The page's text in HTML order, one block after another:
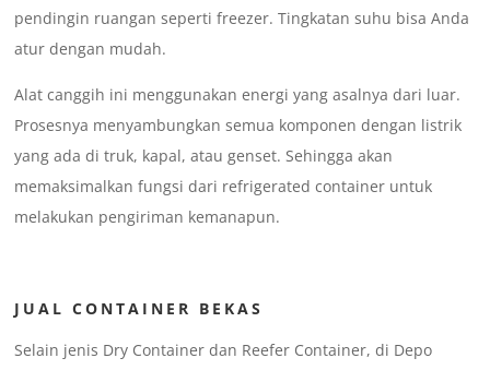
pendingin ruangan seperti freezer. Tingkatan suhu bisa Anda
atur dengan mudah.
Alat canggih ini menggunakan energi yang asalnya dari luar.
Prosesnya menyambungkan semua komponen dengan listrik
yang ada di truk, kapal, atau genset. Sehingga akan
memaksimalkan fungsi dari refrigerated container untuk
melakukan pengiriman kemanapun.
JUAL CONTAINER BEKAS
Selain jenis Dry Container dan Reefer Container, di Depo